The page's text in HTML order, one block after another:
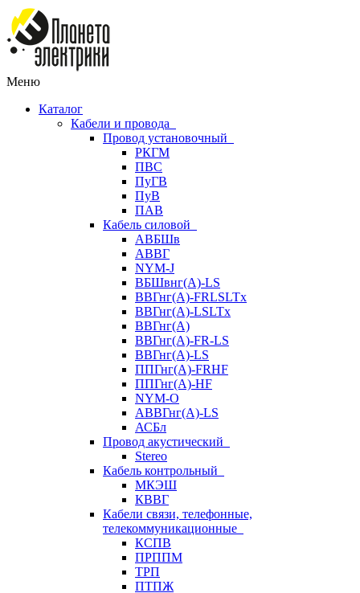
Меню
Каталог
Кабели и провода
Провод установочный
РКГМ
ПВС
ПуГВ
ПуВ
ПАВ
Кабель силовой
АВБШв
АВВГ
NYM-J
ВБШвнг(А)-LS
ВВГнг(A)-FRLSLTx
ВВГнг(A)-LSLTx
ВВГнг(А)
ВВГнг(А)-FR-LS
ВВГнг(А)-LS
ППГнг(А)-FRHF
ППГнг(А)-HF
NYM-O
АВВГнг(А)-LS
АСБл
Провод акустический
Stereo
Кабель контрольный
МКЭШ
КВВГ
Кабели связи, телефонные,
телекоммуникационные
КСПВ
ПРППМ
ТРП
ПТПЖ